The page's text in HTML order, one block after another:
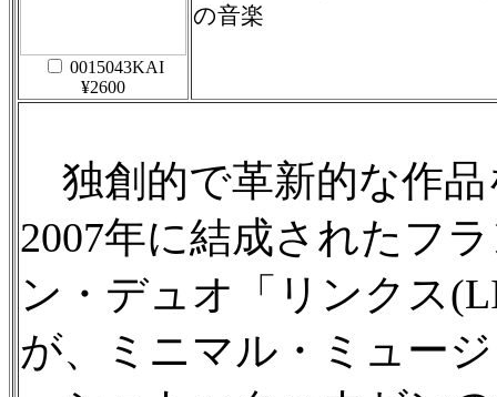
0015043KAI
¥2600
の音楽
独創的で革新的な作
2007年に結成されたフ
ン・デュオ「リンクス
が、ミニマル・ミュー